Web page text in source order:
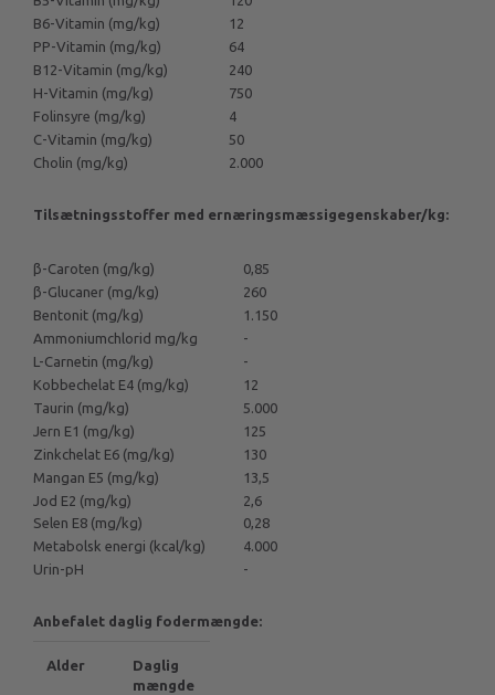
B6-Vitamin (mg/kg)
12
PP-Vitamin (mg/kg)
64
B12-Vitamin (mg/kg)
240
H-Vitamin (mg/kg)
750
Folinsyre (mg/kg)
4
C-Vitamin (mg/kg)
50
Cholin (mg/kg)
2.000
Tilsætningsstoffer med ernæringsmæssigegenskaber/kg:
β-Caroten (mg/kg)
0,85
β-Glucaner (mg/kg)
260
Bentonit (mg/kg)
1.150
Ammoniumchlorid mg/kg
-
L-Carnetin (mg/kg)
-
Kobbechelat E4 (mg/kg)
12
Taurin (mg/kg)
5.000
Jern E1 (mg/kg)
125
Zinkchelat E6 (mg/kg)
130
Mangan E5 (mg/kg)
13,5
Jod E2 (mg/kg)
2,6
Selen E8 (mg/kg)
0,28
Metabolsk energi (kcal/kg)
4.000
Urin-pH
-
Anbefalet daglig fodermængde:
Alder
Daglig
mængde